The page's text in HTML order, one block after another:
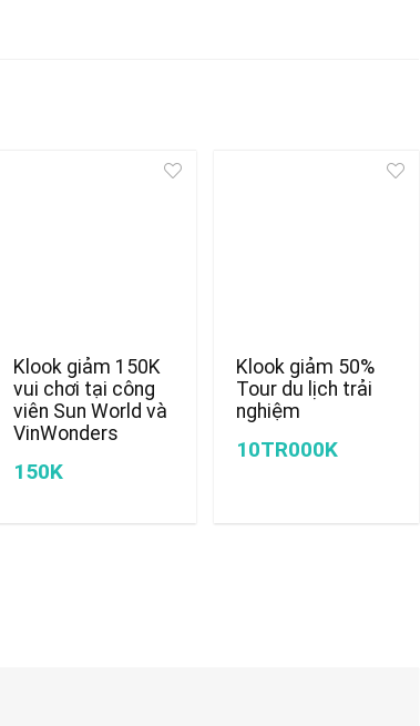
Klook giảm 150K
vui chơi tại công
viên Sun World và
VinWonders
150K
Klook giảm 50%
Tour du lịch trải
nghiệm
10TR000K